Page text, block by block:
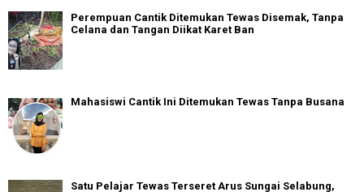
Perempuan Cantik Ditemukan Tewas Disemak, Tanpa
Celana dan Tangan Diikat Karet Ban
Mahasiswi Cantik Ini Ditemukan Tewas Tanpa Busana
Satu Pelajar Tewas Terseret Arus Sungai Selabung,